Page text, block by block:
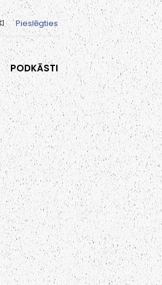
Pieslēgties
PODKĀSTI